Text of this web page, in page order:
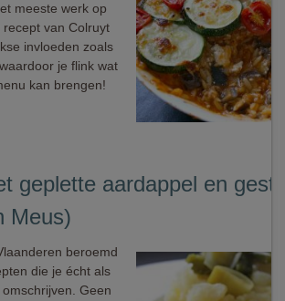
meeste werk op
van Colruyt
invloeden zoals
je flink wat
kan brengen!
geplette aardappel en
Meus)
beroemd
die je écht als
Geen